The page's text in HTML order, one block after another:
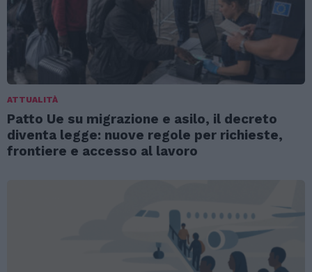
ATTUALITÀ
Patto Ue su migrazione e asilo, il decreto
diventa legge: nuove regole per richieste,
frontiere e accesso al lavoro